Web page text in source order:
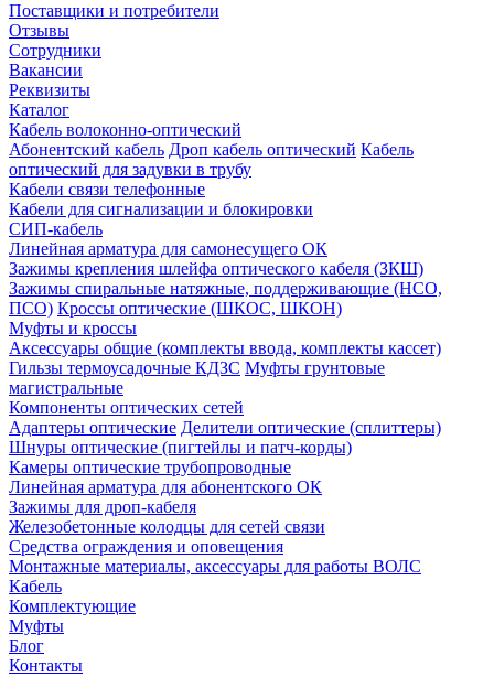
Поставщики и потребители
Отзывы
Сотрудники
Вакансии
Реквизиты
Каталог
Кабель волоконно-оптический
Абонентский кабель Дроп кабель оптический Кабель
оптический для задувки в трубу
Кабели связи телефонные
Кабели для сигнализации и блокировки
СИП-кабель
Линейная арматура для самонесущего ОК
Зажимы крепления шлейфа оптического кабеля (ЗКШ)
Зажимы спиральные натяжные, поддерживающие (НСО,
ПСО) Кроссы оптические (ШКОС, ШКОН)
Муфты и кроссы
Аксессуары общие (комплекты ввода, комплекты кассет)
Гильзы термоусадочные КДЗС Муфты грунтовые
магистральные
Компоненты оптических сетей
Адаптеры оптические Делители оптические (сплиттеры)
Шнуры оптические (пигтейлы и патч-корды)
Камеры оптические трубопроводные
Линейная арматура для абонентского ОК
Зажимы для дроп-кабеля
Железобетонные колодцы для сетей связи
Средства ограждения и оповещения
Монтажные материалы, аксессуары для работы ВОЛС
Кабель
Комплектующие
Муфты
Блог
Контакты